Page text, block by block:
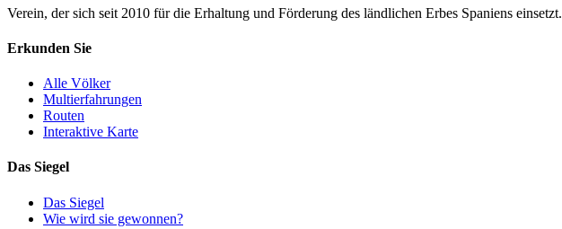
Verein, der sich seit 2010 für die Erhaltung und Förderung des ländlichen Erbes Spaniens einsetzt.
Erkunden Sie
Alle Völker
Multierfahrungen
Routen
Interaktive Karte
Das Siegel
Das Siegel
Wie wird sie gewonnen?